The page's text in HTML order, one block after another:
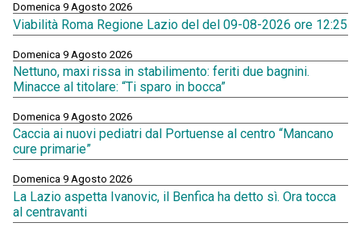
Domenica 9 Agosto 2026
Viabilità Roma Regione Lazio del del 09-08-2026 ore 12:25
Domenica 9 Agosto 2026
Nettuno, maxi rissa in stabilimento: feriti due bagnini.
Minacce al titolare: “Ti sparo in bocca”
Domenica 9 Agosto 2026
Caccia ai nuovi pediatri dal Portuense al centro “Mancano
cure primarie”
Domenica 9 Agosto 2026
La Lazio aspetta Ivanovic, il Benfica ha detto sì. Ora tocca
al centravanti